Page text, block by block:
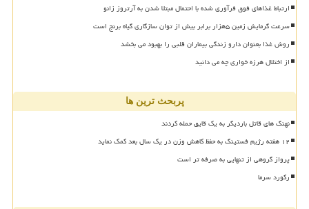
ارتباط غذاهای فوق فرآوری شده با احتمال مبتلا شدن به آرتروز زانو
سرعت گرمایش زمین ۵هزار برابر بیش از توان سازگاری گیاه برنج است
روش غذا بعنوان دارو زندگی بیماران قلبی را بهبود می بخشد
از اختلال هرزه خواری چه می دانید
پربحث ترین ها
نهنگ های قاتل باردیگر به یک قایق حمله کردند
۱۲ هفته رژیم فستینگ به حفظ کاهش وزن در یک سال بعد کمک نماید
پرواز گروهی از تنهایی به صرفه تر است
رکورد سرما